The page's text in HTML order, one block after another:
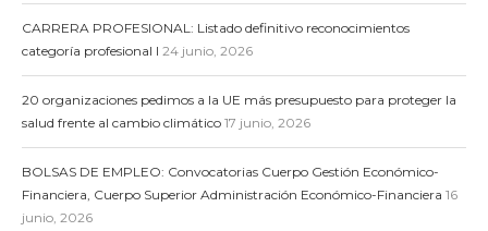
CARRERA PROFESIONAL: Listado definitivo reconocimientos
categoría profesional I 24 junio, 2026
20 organizaciones pedimos a la UE más presupuesto para proteger la
salud frente al cambio climático 17 junio, 2026
BOLSAS DE EMPLEO: Convocatorias Cuerpo Gestión Económico-
Financiera, Cuerpo Superior Administración Económico-Financiera 16
junio, 2026